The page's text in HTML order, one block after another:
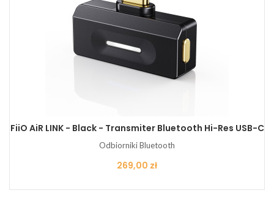
FiiO AiR LINK - Black - Transmiter Bluetooth Hi-Res USB-C
Odbiorniki Bluetooth
Cena
269,00 zł